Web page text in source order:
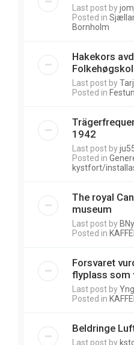
Last post by
Posted in
Bornholm
Hakekors
Last post by
Posted in
1942
Last post by
Posted in
kystfort/
The royal
museum
Last post by
Posted in
Forsvaret
flyplass som
Last post by
Posted in
Beldringe
Last post by